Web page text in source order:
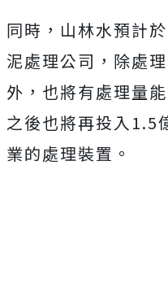
同時，山林水預計
泥處理公司，除處
外，也將有處理量
之後也將再投入1.5
業的處理裝置。